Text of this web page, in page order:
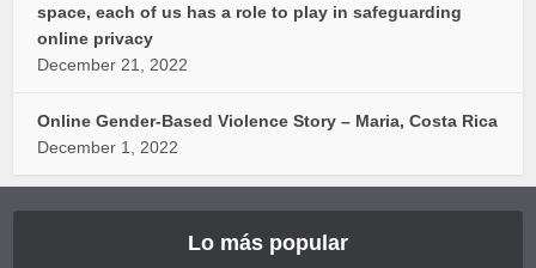
space, each of us has a role to play in safeguarding
online privacy
December 21, 2022
Online Gender-Based Violence Story – Maria, Costa Rica
December 1, 2022
Lo más popular